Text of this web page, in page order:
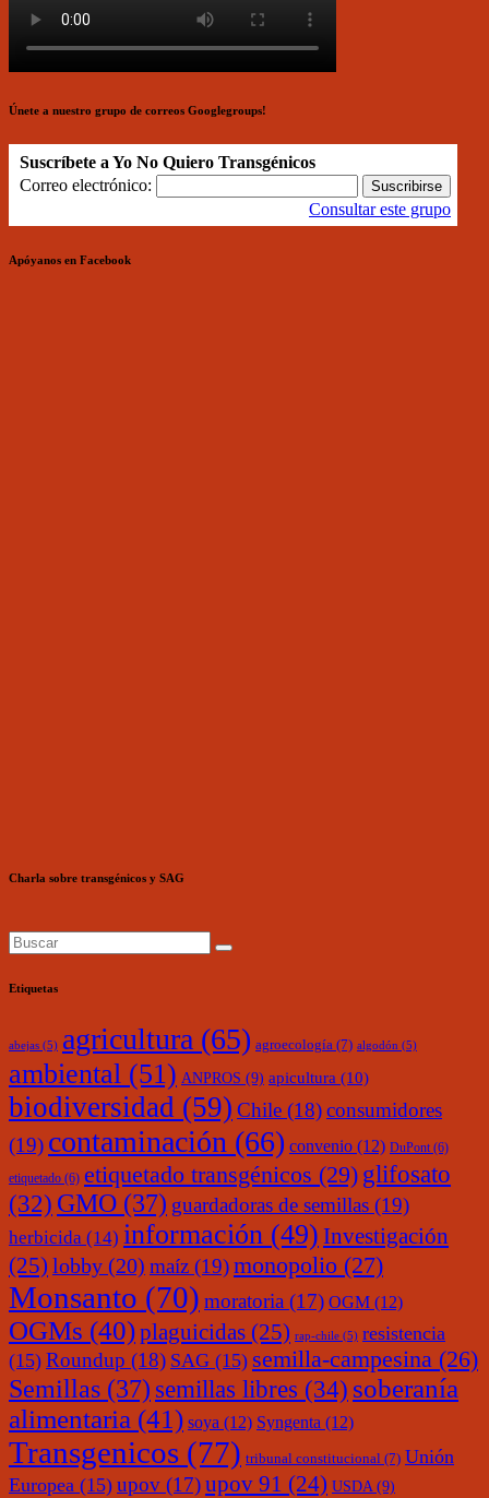
Únete a nuestro grupo de correos Googlegroups!
Suscríbete a Yo No Quiero Transgénicos
Correo electrónico:
Consultar este grupo
Apóyanos en Facebook
Charla sobre transgénicos y SAG
Etiquetas
abejas (5) agricultura (65) agroecología (7) algodón (5)
ambiental (51) ANPROS (9) apicultura (10)
biodiversidad (59) Chile (18)consumidores
(19) contaminación (66) convenio (12) DuPont (6)
etiquetado (6) etiquetado transgénicos (29) glifosato
(32) GMO (37) guardadoras de semillas (19)
herbicida (14) información (49) Investigación
(25) lobby (20) maíz (19)monopolio (27)
Monsanto (70) moratoria (17) OGM (12)
OGMs (40)plaguicidas (25) rap-chile (5) resistencia
(15) Roundup (18) SAG (15) semilla-campesina (26)
Semillas (37) semillas libres (34) soberanía
alimentaria (41) soya (12) Syngenta (12)
Transgenicos (77) tribunal constitucional (7) Unión
Europea (15) upov (17)upov 91 (24) USDA (9)